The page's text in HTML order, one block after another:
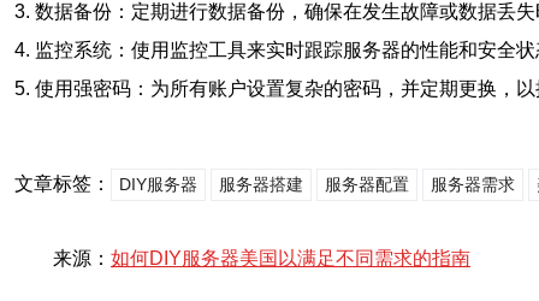
3. 数据备份：定期进行数据备份，确保在发生故障或数据丢
4. 监控系统：使用监控工具来实时跟踪服务器的性能和安全
5. 使用强密码：为所有账户设置复杂的密码，并定期更换，
文章标签： DIY服务器 服务器搭建 服务器配置 服务器需求
来源： 如何DIY服务器美国以满足不同需求的指南